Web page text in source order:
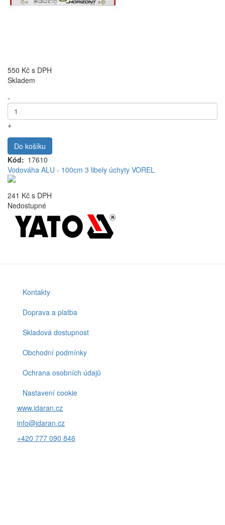
550 Kč s DPH
Skladem
-
+
Do košíku
Kód
17610
Vodováha ALU - 100cm 3 libely úchyty VOREL
241 Kč s DPH
Nedostupné
Footer
menu
Kontakty
Doprava a platba
Skladová dostupnost
Obchodní podmínky
Ochrana osobních údajů
Nastavení cookie
www.idaran.cz
info@idaran.cz
+420 777 090 846